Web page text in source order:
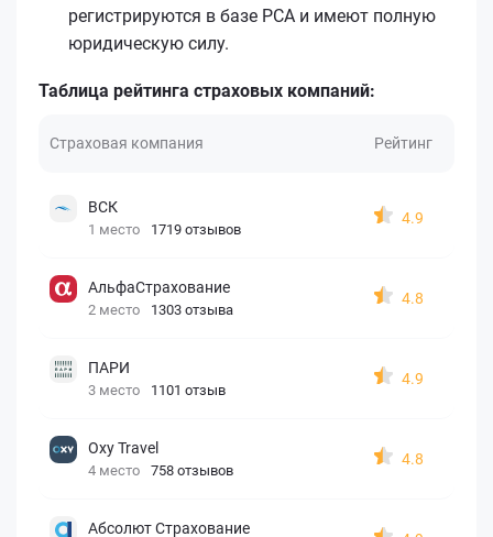
регистрируются в базе РСА и имеют полную
юридическую силу.
Таблица рейтинга страховых компаний:
Страховая компания Рейтинг
ВСК
1 место 1719 отзывов
4.9
АльфаСтрахование
2 место 1303 отзыва
4.8
ПАРИ
3 место 1101 отзыв
4.9
Oxy Travel
4 место 758 отзывов
4.8
Абсолют Страхование